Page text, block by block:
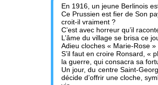
En 1916, un jeune Berlinois
Ce Prussien est fier de Son
croit-il vraiment ?
C’est avec horreur qu’il
L’âme du village se brisa ce
Adieu cloches « Marie-Rose
S’il faut en croire Ronsard, «
la guerre, qui consacra sa
Un jour, du centre Saint-
décide d’offrir une cloche,